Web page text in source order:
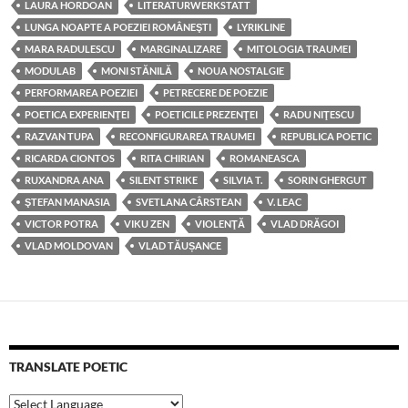
LAURA HORDOAN
LITERATURWERKSTATT
LUNGA NOAPTE A POEZIEI ROMÂNEŞTI
LYRIKLINE
MARA RADULESCU
MARGINALIZARE
MITOLOGIA TRAUMEI
MODULAB
MONI STĂNILĂ
NOUA NOSTALGIE
PERFORMAREA POEZIEI
PETRECERE DE POEZIE
POETICA EXPERIENŢEI
POETICILE PREZENŢEI
RADU NIŢESCU
RAZVAN TUPA
RECONFIGURAREA TRAUMEI
REPUBLICA POETIC
RICARDA CIONTOS
RITA CHIRIAN
ROMANEASCA
RUXANDRA ANA
SILENT STRIKE SILVIA T.
SORIN GHERGUT
ŞTEFAN MANASIA
SVETLANA CÂRSTEAN
V. LEAC
VICTOR POTRA
VIKU ZEN VIOLENŢĂ
VLAD DRĂGOI
VLAD MOLDOVAN
VLAD TĂUȘANCE
TRANSLATE POETIC